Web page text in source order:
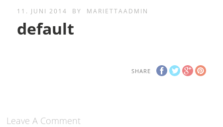
11. JUNI 2014 BY MARIETTAADMIN
default
SHARE
Leave A Comment